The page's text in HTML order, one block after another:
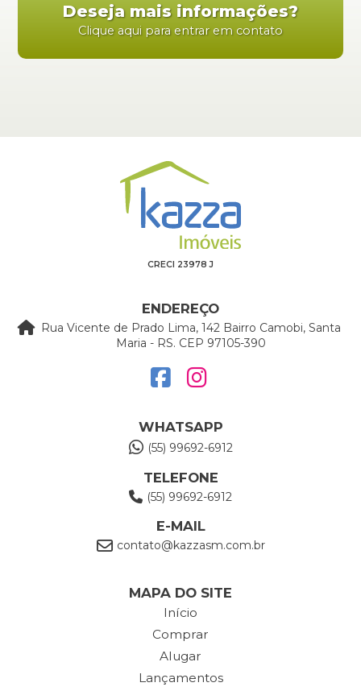
Deseja mais informações?
Clique aqui para entrar em contato
CRECI 23978 J
ENDEREÇO
Rua Vicente de Prado Lima, 142 Bairro Camobi, Santa
Maria - RS. CEP 97105-390
WHATSAPP
(55) 99692-6912
TELEFONE
(55) 99692-6912
E-MAIL
contato@kazzasm.com.br
MAPA DO SITE
Início
Comprar
Alugar
Lançamentos